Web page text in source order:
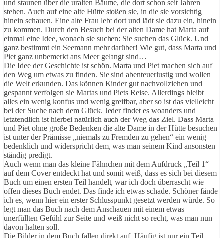
und staunen über die uralten Bäume, die dort schon seit Jahren
stehen. Auch auf eine alte Hütte stoßen sie, in die sie vorsichtig
hinein schauen. Eine alte Frau lebt dort und lädt sie dazu ein, hinein
zu kommen. Durch den Besuch bei der alten Dame hat Marta auf
einmal eine Idee, wonach sie suchen: Sie suchen das Glück. Und
ganz bestimmt ein Seemann mehr darüber! Wie gut, dass Marta und
Piet ganz unbemerkt ans Meer gelangt sind…
Die Idee der Geschichte ist schön. Marta und Piet machen sich auf
den Weg um etwas zu finden. Sie sind abenteuerlustig und wollen
die Welt erkunden. Das können Kinder gut nachvollziehen und
gespannt verfolgen sie Martas und Piets Reise. Allerdings bleibt
alles ein wenig konfus und wenig greifbar, aber so ist das vielleicht
bei der Suche nach dem Glück. Jeder findet es woanders und
letztendlich ist hierbei natürlich auch der Weg das Ziel. Dass Marta
und Piet ohne große Bedenken die alte Dame in der Hütte besuchen
ist unter der Prämisse „niemals zu Fremden zu gehen“ ein wenig
bedenklich und widerspricht dem, was man seinem Kind ansonsten
ständig predigt.
Auch wenn man das kleine Fähnchen mit dem Aufdruck „Teil 1“
auf dem Cover entdeckt hat und somit weiß, dass es sich bei diesem
Buch um einen ersten Teil handelt, war ich doch überrascht wie
offen dieses Buch endet. Das finde ich etwas schade. Schöner fände
ich es, wenn hier ein erster Schlusspunkt gesetzt werden würde. So
legt man das Buch nach dem Anschauen mit einem etwas
unerfüllten Gefühl zur Seite und weiß nicht so recht, was man nun
davon halten soll.
Die Bilder in dem Buch fallen direkt auf. Häufig ist nur ein Teil